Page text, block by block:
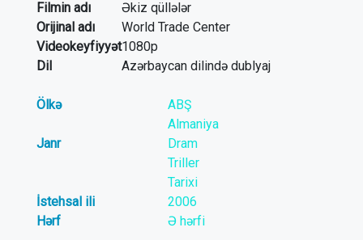
Filmin adı
Əkiz qüllələr
Orijinal adı
World Trade Center
Videokeyfiyyət1080p
Dil
Azərbaycan dilində dublyaj
Ölkə
ABŞ
Almaniya
Janr
Dram
Triller
Tarixi
İstehsal ili
2006
Hərf
Ə hərfi